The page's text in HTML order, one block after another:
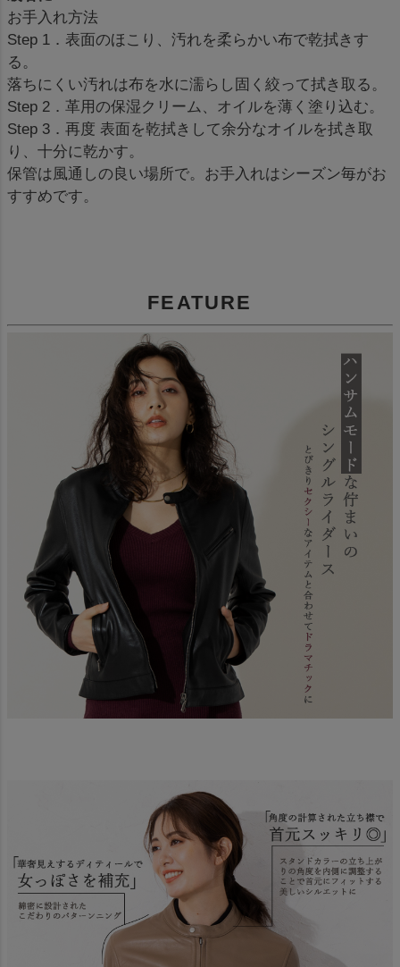
お手入れ方法
Step 1．表面のほこり、汚れを柔らかい布で乾拭きす
る。
落ちにくい汚れは布を水に濡らし固く絞って拭き取る。
Step 2．革用の保湿クリーム、オイルを薄く塗り込む。
Step 3．再度 表面を乾拭きして余分なオイルを拭き取
り、十分に乾かす。
保管は風通しの良い場所で。お手入れはシーズン毎がお
すすめです。
FEATURE